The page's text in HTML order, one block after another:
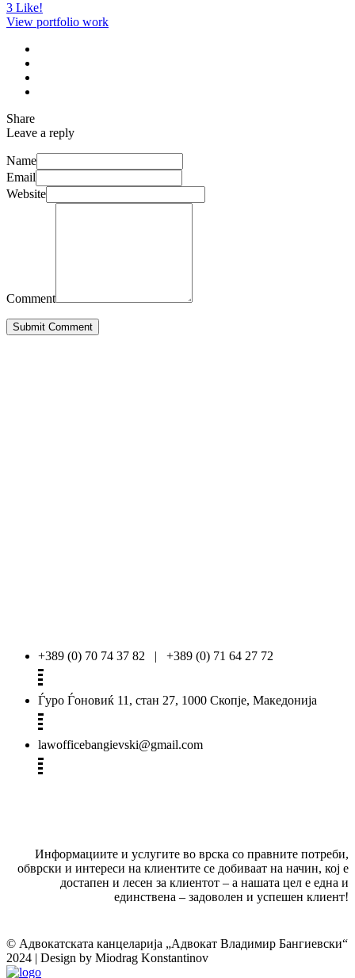
3 Like!
View portfolio work
Share
Leave a reply
Name
Email
Website
Comment
Submit Comment
+389 (0) 70 74 37 82 | +389 (0) 71 64 27 72
Ѓуро Ѓоновиќ 11, стан 27, 1000 Скопје, Македонија
lawofficebangievski@gmail.com
Информациите и услугите во врска со правните потреби,
обврски и интереси на клиентите се добиваат на начин, кој е
достапен и лесен за клиентот – а нашата цел е една и
единствена – задоволен и успешен клиент!
© Адвокатската канцеларија „Адвокат Владимир Бангиевски“
2024 | Design by Miodrag Konstantinov